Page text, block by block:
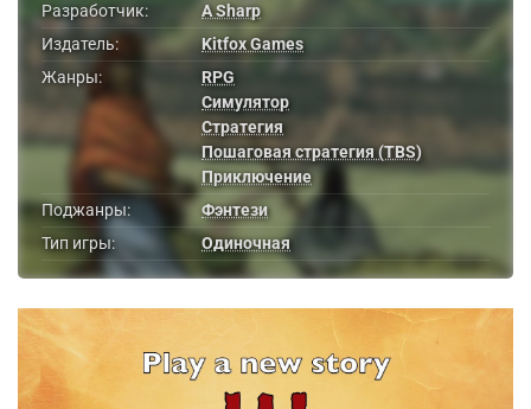
Разработчик:
A Sharp
Издатель:
Kitfox Games
Жанры:
RPG
Симулятор
Стратегия
Пошаговая стратегия (TBS)
Приключение
Поджанры:
Фэнтези
Тип игры:
Одиночная